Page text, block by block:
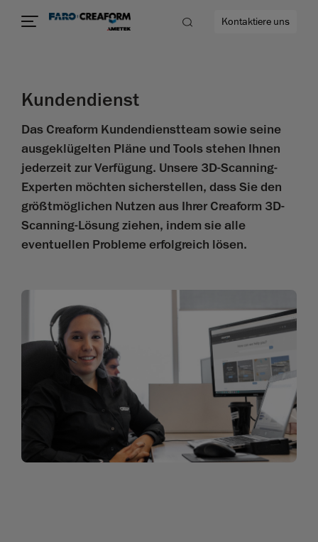
Kontaktiere uns
Kundendienst
Das Creaform Kundendienstteam sowie seine
ausgeklügelten Pläne und Tools stehen Ihnen
jederzeit zur Verfügung. Unsere 3D-Scanning-
Experten möchten sicherstellen, dass Sie den
größtmöglichen Nutzen aus Ihrer Creaform 3D-
Scanning-Lösung ziehen, indem sie alle
eventuellen Probleme erfolgreich lösen.